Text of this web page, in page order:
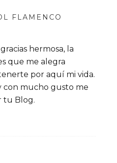
FLAMENCO
hermosa, la
que me alegra
por aquí mi vida.
con mucho gusto me
tu Blog.